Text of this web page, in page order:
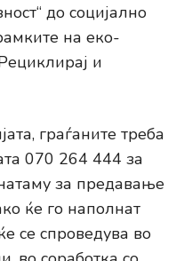
до социјално
на еко-
и
граѓаните треба
070 264 444 за
за предавање
ќе го наполнат
се спроведува во